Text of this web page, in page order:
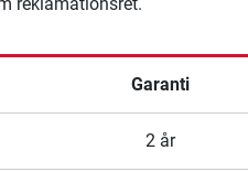
Garanti
2 år